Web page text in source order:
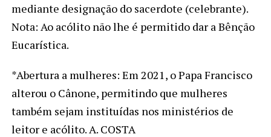
mediante designação do sacerdote (celebrante).
Nota: Ao acólito não lhe é permitido dar a Bênção
Eucarística.
*Abertura a mulheres: Em 2021, o Papa Francisco
alterou o Cânone, permitindo que mulheres
também sejam instituídas nos ministérios de
leitor e acólito. A. COSTA